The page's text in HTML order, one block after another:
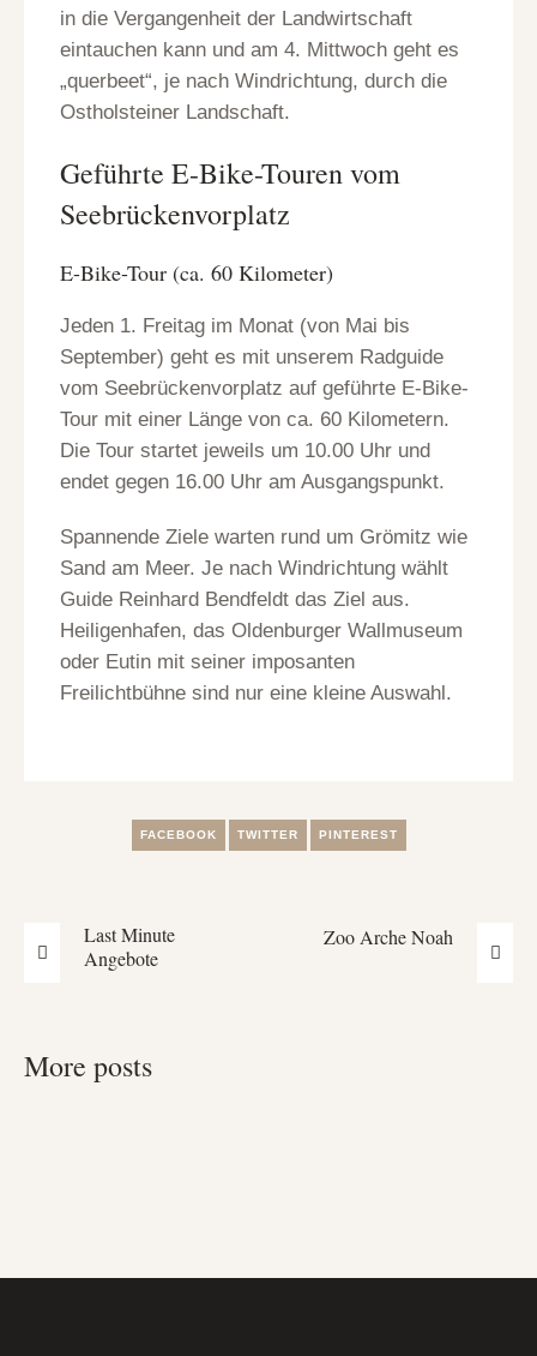
in die Vergangenheit der Landwirtschaft
eintauchen kann und am 4. Mittwoch geht es
„querbeet“, je nach Windrichtung, durch die
Ostholsteiner Landschaft.
Geführte E-Bike-Touren vom
Seebrückenvorplatz
E-Bike-Tour (ca. 60 Kilometer)
Jeden 1. Freitag im Monat (von Mai bis
September) geht es mit unserem Radguide
vom Seebrückenvorplatz auf geführte E-Bike-
Tour mit einer Länge von ca. 60 Kilometern.
Die Tour startet jeweils um 10.00 Uhr und
endet gegen 16.00 Uhr am Ausgangspunkt.
Spannende Ziele warten rund um Grömitz wie
Sand am Meer. Je nach Windrichtung wählt
Guide Reinhard Bendfeldt das Ziel aus.
Heiligenhafen, das Oldenburger Wallmuseum
oder Eutin mit seiner imposanten
Freilichtbühne sind nur eine kleine Auswahl.
FACEBOOK TWITTER PINTEREST
Last Minute
Angebote
Zoo Arche Noah
More posts